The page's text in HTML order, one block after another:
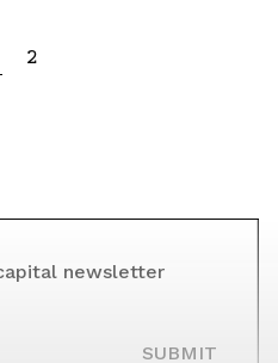
2
newsletter
SUBMIT